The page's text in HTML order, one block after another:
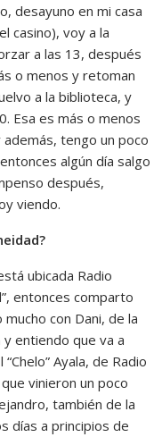
desayuno en mi casa
casino), voy a la
a las 13, después
o menos y retoman
a la biblioteca, y
Esa es más o menos
tengo un poco
algún día salgo
después,
viendo.
ubicada Radio
entonces comparto
con Dani, de la
entiendo que va a
Ayala, de Radio
vinieron un poco
también de la
días a principios de